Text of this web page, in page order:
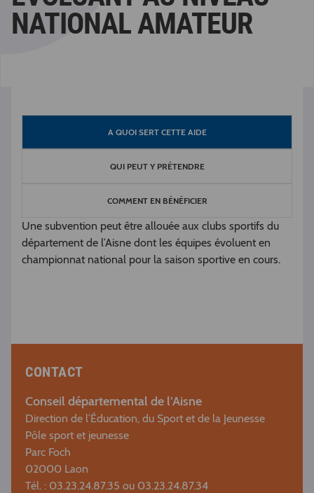
NATIONAL AMATEUR
A QUOI SERT CETTE AIDE
QUI PEUT Y PRÉTENDRE
COMMENT EN BÉNÉFICIER
Une subvention peut être allouée aux clubs sportifs du
département de l’Aisne dont les équipes évoluent en
championnat national pour la saison sportive en cours.
CONTACT
Conseil départemental de l’Aisne
Direction de l’Éducation, du Sport et de la Jeunesse
Pôle sport et jeunesse
Parc Foch
02000 Laon
Tél. : 03.23.24.87.35 ou 03.23.24.87.34